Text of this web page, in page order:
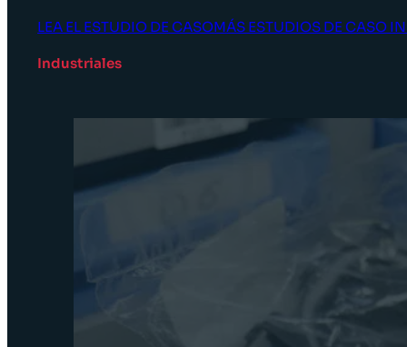
LEA EL ESTUDIO DE CASOMÁS ESTUDIOS DE CASO
Industriales